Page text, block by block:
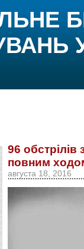
96 обстрілів
повним
августа 18, 2016